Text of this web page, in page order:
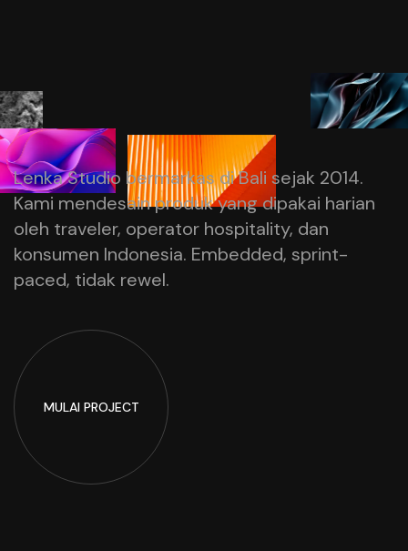
Lenka Studio bermarkas di Bali sejak 2014.
Kami mendesain produk yang dipakai harian
oleh traveler, operator hospitality, dan
konsumen Indonesia. Embedded, sprint-
paced, tidak rewel.
MULAI PROJECT